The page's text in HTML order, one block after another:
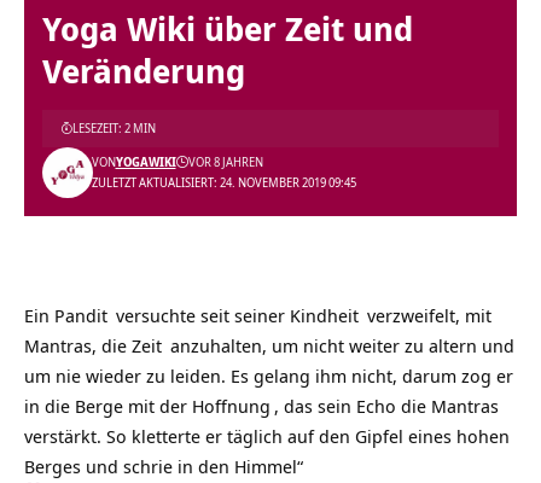
Yoga Wiki über Zeit und
Veränderung
ZULETZT AKTUALISIERT: 24. NOVEMBER 2019 09:45
VONYOGAWIKI VOR 8 JAHREN
LESEZEIT: 2 MIN
Ein Pandit versuchte seit seiner Kindheit verzweifelt, mit
Mantras, die Zeit anzuhalten, um nicht weiter zu altern und
um nie wieder zu leiden. Es gelang ihm nicht, darum zog er
in die Berge mit der Hoffnung , das sein Echo die Mantras
verstärkt. So kletterte er täglich auf den Gipfel eines hohen
Berges und schrie in den Himmel“